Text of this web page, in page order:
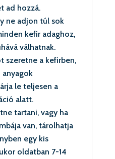
ad hozzá.
ne adjon túl sok
kefir adaghoz,
válhatnak.
szeretne a kefirben,
anyagok
le teljesen a
alatt.
tartani, vagy ha
van, tárolhatja
egy kis
oldatban 7-14